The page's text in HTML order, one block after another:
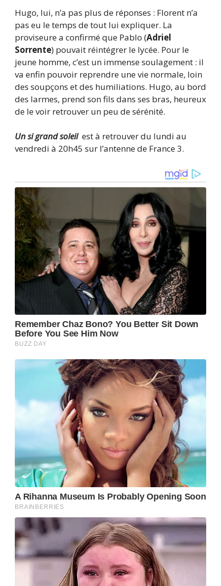
Hugo, lui, n’a pas plus de réponses : Florent n’a
pas eu le temps de tout lui expliquer. La
proviseure a confirmé que Pablo (Adriel
Sorrente) pouvait réintégrer le lycée. Pour le
jeune homme, c’est un immense soulagement : il
va enfin pouvoir reprendre une vie normale, loin
des soupçons et des humiliations. Hugo, au bord
des larmes, prend son fils dans ses bras, heureux
de le voir retrouver un peu de sérénité.
Un si grand soleil est à retrouver du lundi au
vendredi à 20h45 sur l’antenne de France 3.